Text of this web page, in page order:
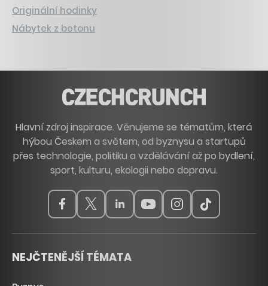
Originální hodinky
Nábytek z betonu
Hlavní zdroj inspirace. Věnujeme se tématům, která
hýbou Českem a světem, od byznysu a startupů
přes technologie, politiku a vzdělávání až po bydlení,
sport, kulturu, ekologii nebo dopravu.
NEJČTENĚJŠÍ TÉMATA